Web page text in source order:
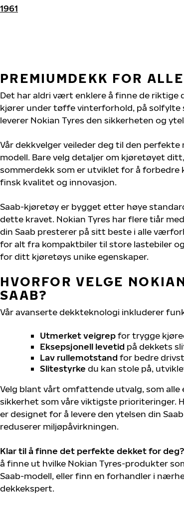
1961
PREMIUMDEKK FOR
Det har aldri vært enklere å finne de riktige
kjører under tøffe vinterforhold, på solfylte
leverer Nokian Tyres den sikkerheten og
Vår dekkvelger veileder deg til den
modell. Bare velg detaljer om kjøretøyet
sommerdekk som er utviklet for å forbedre
finsk kvalitet og innovasjon.
Saab-kjøretøy er bygget etter høye
dette kravet. Nokian Tyres har flere tiår
din Saab presterer på sitt beste i alle
for alt fra kompaktbiler til store lastebiler
for ditt kjøretøys unike egenskaper.
HVORFOR VELGE
SAAB?
Vår avanserte dekkteknologi inkluderer
Utmerket veigrepfor trygge
Eksepsjonell levetid på dekkets
Lav rullemotstand for bedre
Slitestyrke du kan stole på,
Velg blant vårt omfattende utvalg, som
sikkerhet som våre viktigste prioriteringer.
er designet for å levere den ytelsen din
reduserer miljøpåvirkningen.
Klar til å finne det perfekte dekket for deg?
å finne ut hvilke Nokian Tyres-produkter
Saab-modell, eller finn en forhandler i
dekkekspert.